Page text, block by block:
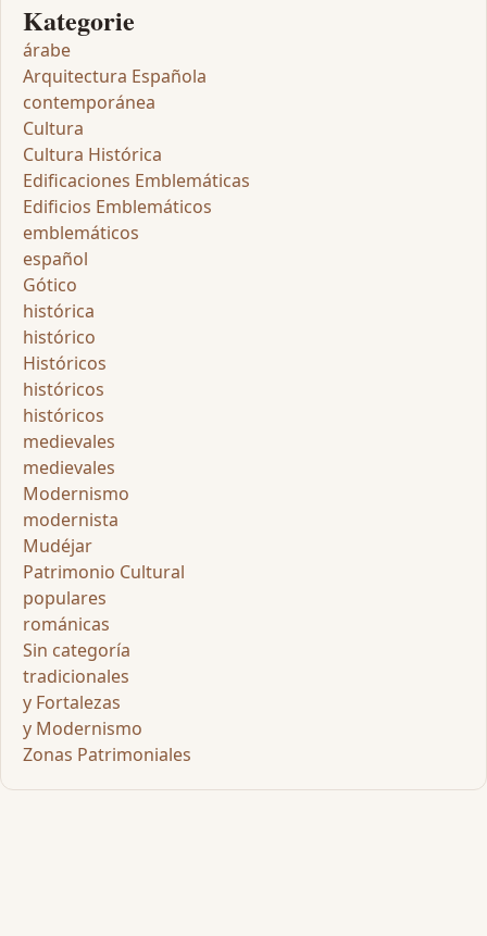
Kategorie
árabe
Arquitectura Española
contemporánea
Cultura
Cultura Histórica
Edificaciones Emblemáticas
Edificios Emblemáticos
emblemáticos
español
Gótico
histórica
histórico
Históricos
históricos
históricos
medievales
medievales
Modernismo
modernista
Mudéjar
Patrimonio Cultural
populares
románicas
Sin categoría
tradicionales
y Fortalezas
y Modernismo
Zonas Patrimoniales